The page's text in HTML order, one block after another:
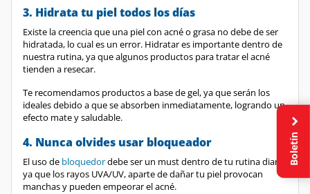
3. Hidrata tu piel todos los días
Existe la creencia que una piel con acné o grasa no debe de ser
hidratada, lo cual es un error. Hidratar es importante dentro de
nuestra rutina, ya que algunos productos para tratar el acné
tienden a resecar.
Te recomendamos productos a base de gel, ya que serán los
ideales debido a que se absorben inmediatamente, logrando un
efecto mate y saludable.
4. Nunca olvides usar bloqueador
El uso de bloquedordebe ser un must dentro de tu rutina diaria,
ya que los rayos UVA/UV, aparte de dañar tu piel provocan
manchas y pueden empeorar el acné.
Boletín